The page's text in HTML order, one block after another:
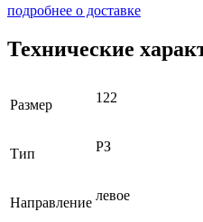
подробнее о доставке
Технические
Размер 122
Тип РЗ
Направление левое